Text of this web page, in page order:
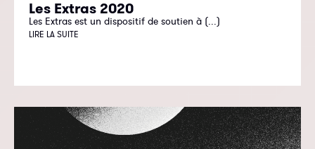
Les Extras 2020
Les Extras est un dispositif de soutien à (...)
LIRE LA SUITE